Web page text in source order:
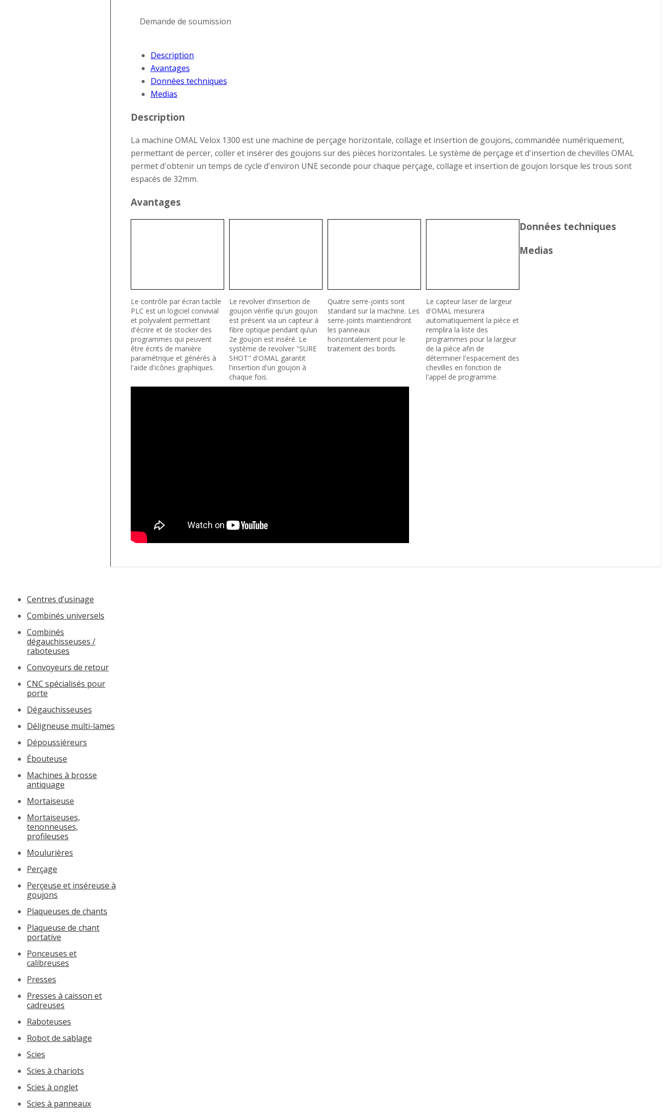
Demande de soumission
Description
Avantages
Données techniques
Medias
Description
La machine OMAL Velox 1300 est une machine de perçage horizontale, collage et insertion de goujons, commandée numériquement,
permettant de percer, coller et insérer des goujons sur des pièces horizontales. Le système de perçage et d'insertion de chevilles OMAL
permet d'obtenir un temps de cycle d'environ UNE seconde pour chaque perçage, collage et insertion de goujon lorsque les trous sont
espacés de 32mm.
Avantages
Le contrôle par écran tactile
PLC est un logiciel convivial
et polyvalent permettant
d'écrire et de stocker des
programmes qui peuvent
être écrits de manière
paramétrique et générés à
l'aide d'icônes graphiques.
Le revolver d'insertion de
goujon vérifie qu'un goujon
est présent via un capteur à
fibre optique pendant qu’un
2e goujon est inséré. Le
système de revolver "SURE
SHOT" d'OMAL garantit
l'insertion d'un goujon à
chaque fois.
Quatre serre-joints sont
standard sur la machine. Les
serre-joints maintiendront
les panneaux
horizontalement pour le
traitement des bords.
Le capteur laser de largeur
d'OMAL mesurera
automatiquement la pièce et
remplira la liste des
programmes pour la largeur
de la pièce afin de
déterminer l'espacement des
chevilles en fonction de
l'appel de programme.
Données techniques
Medias
Centres d’usinage
Combinés universels
Combinés
dégauchisseuses /
raboteuses
Convoyeurs de retour
CNC spécialisés pour
porte
Dégauchisseuses
Déligneuse multi-lames
Dépoussiéreurs
Ébouteuse
Machines à brosse
antiquage
Mortaiseuse
Mortaiseuses,
tenonneuses,
profileuses
Moulurières
Perçage
Perçeuse et inséreuse à
goujons
Plaqueuses de chants
Plaqueuse de chant
portative
Ponceuses et
calibreuses
Presses
Presses à caisson et
cadreuses
Raboteuses
Robot de sablage
Scies
Scies à chariots
Scies à onglet
Scies à panneaux